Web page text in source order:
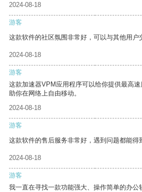
2024-08-18
游客
这款软件的社区氛围非常好，可以与其他用户
2024-08-18
游客
这款加速器VPM应用程序可以给你提供最高
助你在网络上自由移动。
2024-08-18
游客
这款软件的售后服务非常好，遇到问题都能得
2024-08-18
游客
我一直在寻找一款功能强大、操作简单的办公